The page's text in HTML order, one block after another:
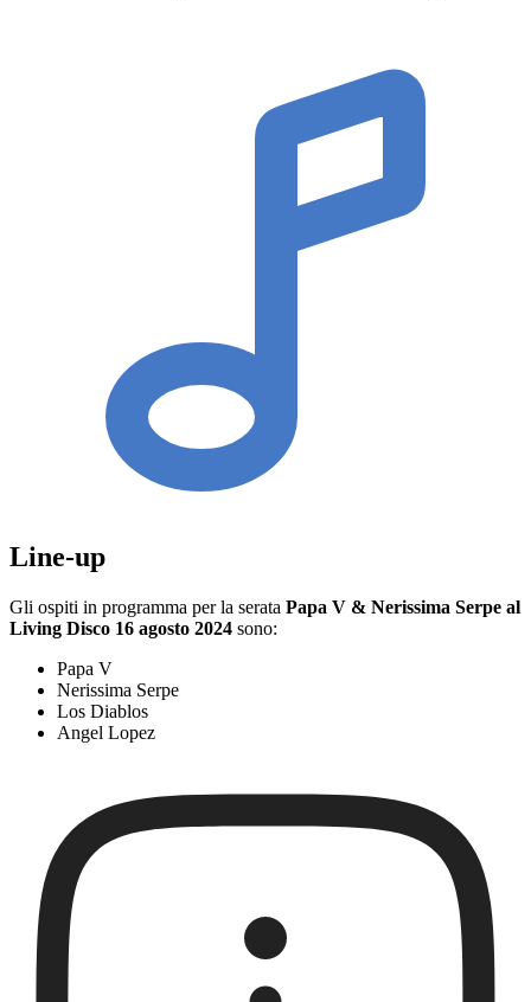
Line-up
Gli ospiti in programma per la serata Papa V & Nerissima Serpe al
Living Disco 16 agosto 2024 sono:
Papa V
Nerissima Serpe
Los Diablos
Angel Lopez